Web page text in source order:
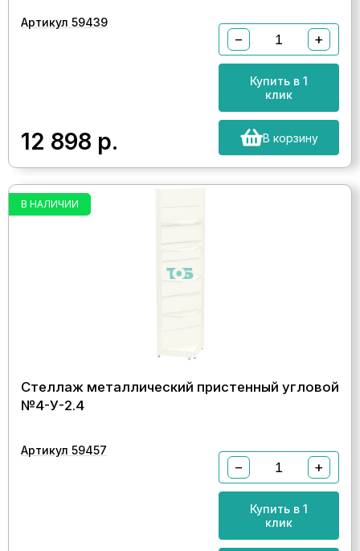
Артикул 59439
12 898 р.
− +
Купить в 1
клик
В корзину
В НАЛИЧИИ
Стеллаж металлический пристенный угловой
№4-У-2.4
Артикул 59457
− +
Купить в 1
клик